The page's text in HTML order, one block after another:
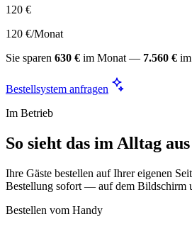
120 €
120 €/Monat
Sie sparen 630 € im Monat — 7.560 € im
Bestellsystem anfragen
Im Betrieb
So sieht das im Alltag aus
Ihre Gäste bestellen auf Ihrer eigenen
Bestellung sofort — auf dem Bildschirm
Bestellen vom Handy